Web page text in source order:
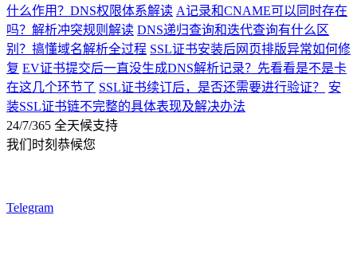
什么作用？DNS权限体系解读 A记录和CNAME可以同时存在
吗？解析冲突规则解读 DNS递归查询和迭代查询有什么区
别？搞懂域名解析全过程 SSL证书安装后网页排版异常如何修
复 EV证书提交后一直没生成DNS解析记录？先看看是不是卡
在这几个环节了 SSL证书续订后，是否还需要进行验证？
安
装SSL证书链不完整的具体表现及解决办法
24/7/365 全天候支持
我们时刻恭候您
Telegram